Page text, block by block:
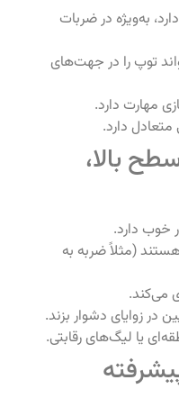
به‌ویژه در ضربات
توپ را در جهت‌های
مهارت دارد.
دارد.
سطح بالا،
خوب دارد.
(مثلاً ضربه به
می‌کند.
در زوایای دشوار بزند.
یا لیگ‌های رقابتی.